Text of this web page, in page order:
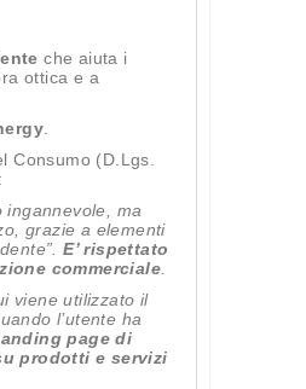
che aiuta i
ottica e a
.
Consumo (D.Lgs.
ingannevole, ma
grazie a elementi
E’ rispettato
commerciale.
viene utilizzato il
l’utente ha
page di
prodotti e servizi